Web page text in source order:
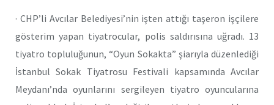
· CHP’li Avcılar Belediyesi’nin işten attığı taşeron işçilere
gösterim yapan tiyatrocular, polis saldırısına uğradı. 13
tiyatro topluluğunun, “Oyun Sokakta” şiarıyla düzenlediği
İstanbul Sokak Tiyatrosu Festivali kapsamında Avcılar
Meydanı’nda oyunlarını sergileyen tiyatro oyuncularına